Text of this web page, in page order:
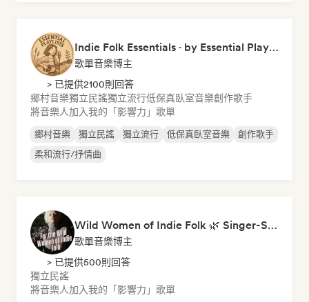
Indie Folk Essentials · by Essential Playlists
歌單音樂博主
> 已提供2100則回答
鄉村音樂獨立民謠獨立流行低保真臥室音樂創作歌手
將音樂人加入我的「影響力」歌單
鄉村音樂 獨立民謠 獨立流行 低保真臥室音樂
創作歌手
柔和流行/抒情曲
Wild Women of Indie Folk 🌿 Singer-Songwriter, Folk & Acoustic
歌單音樂博主
> 已提供500則回答
獨立民謠
將音樂人加入我的「影響力」歌單